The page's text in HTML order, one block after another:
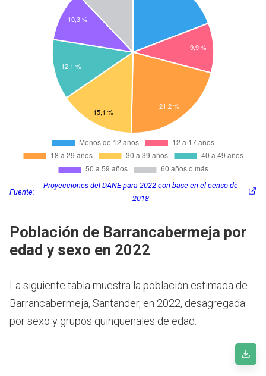
Fuente:
Proyecciones del DANE para 2022 con base en el censo de
2018
Población de Barrancabermeja por
edad y sexo en 2022
La siguiente tabla muestra la población estimada de
Barrancabermeja, Santander, en 2022, desagregada
por sexo y grupos quinquenales de edad.